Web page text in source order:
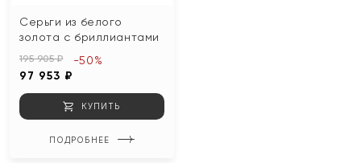
Серьги из белого
золота с бриллиантами
195 905 ₽
97 953 ₽
-50%
КУПИТЬ
ПОДРОБНЕЕ